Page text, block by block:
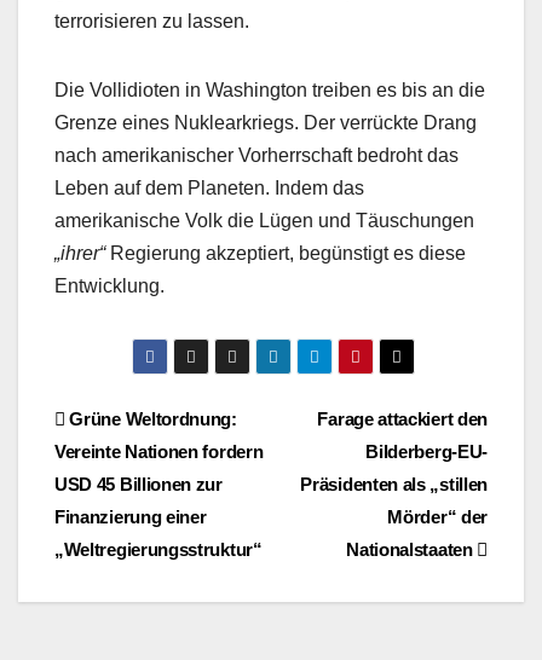
terrorisieren zu lassen.
Die Vollidioten in Washington treiben es bis an die
Grenze eines Nuklearkriegs. Der verrückte Drang
nach amerikanischer Vorherrschaft bedroht das
Leben auf dem Planeten. Indem das
amerikanische Volk die Lügen und Täuschungen
„ihrer“Regierung akzeptiert, begünstigt es diese
Entwicklung.
BeitragsnavigationFarage attackiert den
Bilderberg-EU-
Präsidenten als „stillen
Mörder“ der
Nationalstaaten
Grüne Weltordnung:
Vereinte Nationen fordern
USD 45 Billionen zur
Finanzierung einer
„Weltregierungsstruktur“